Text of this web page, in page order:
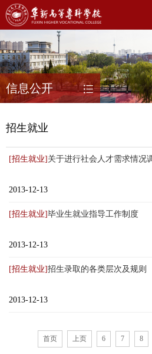
信息公开
招生就业
[招生就业] 关于进行社会人才需求情况
2013-12-13
[招生就业]毕业生就业指导工作制度
2013-12-13
[招生就业]招生录取的各类层次及规则
2013-12-13
首页 上页 6 7 8